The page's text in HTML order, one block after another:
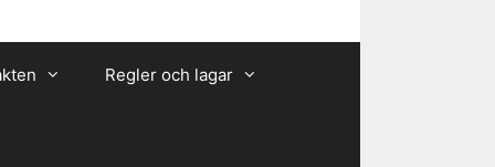
Regler och lagar